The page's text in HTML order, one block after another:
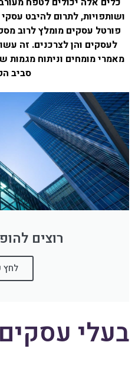
ושותפויות, לתרום להיבט
פורטל עסקים מומלץ לרוב
לעסקים והן לצרכנים. זה
מאמרי מומחים וניתוח מגמות
סביב
רוצים
לחץ
בעלי עסקים